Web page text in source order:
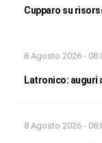
Cupparo su
8 Agosto 2026 -
Latronico: auguri
8 Agosto 2026 -